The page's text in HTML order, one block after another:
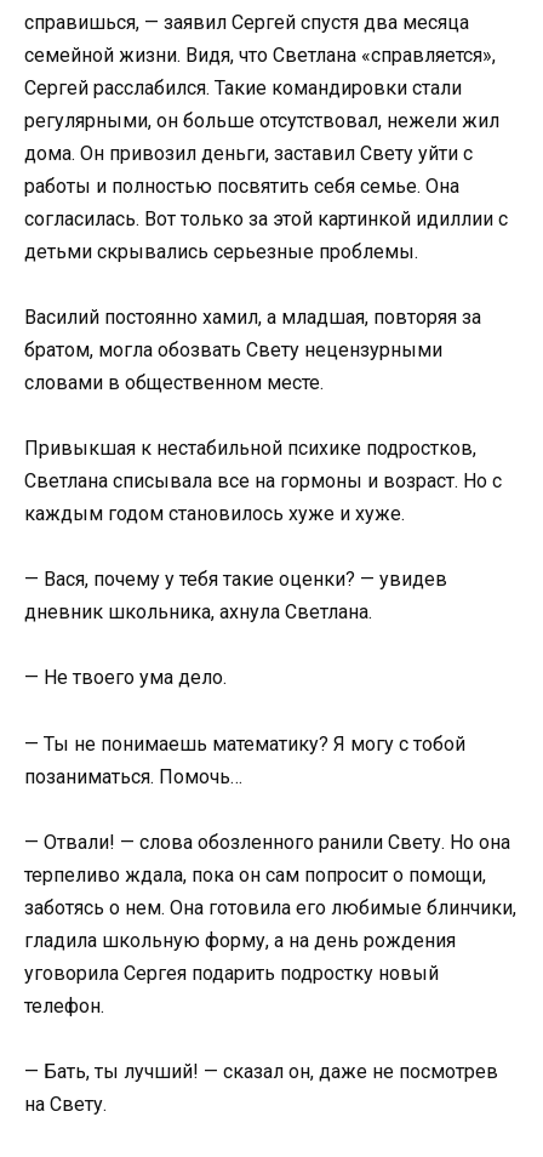
справишься, — заявил Сергей спустя два месяца
семейной жизни. Видя, что Светлана «справляется»,
Сергей расслабился. Такие командировки стали
регулярными, он больше отсутствовал, нежели жил
дома. Он привозил деньги, заставил Свету уйти с
работы и полностью посвятить себя семье. Она
согласилась. Вот только за этой картинкой идиллии с
детьми скрывались серьезные проблемы.
Василий постоянно хамил, а младшая, повторяя за
братом, могла обозвать Свету нецензурными
словами в общественном месте.
Привыкшая к нестабильной психике подростков,
Светлана списывала все на гормоны и возраст. Но с
каждым годом становилось хуже и хуже.
— Вася, почему у тебя такие оценки? — увидев
дневник школьника, ахнула Светлана.
— Не твоего ума дело.
— Ты не понимаешь математику? Я могу с тобой
позаниматься. Помочь…
— Отвали! — слова обозленного ранили Свету. Но она
терпеливо ждала, пока он сам попросит о помощи,
заботясь о нем. Она готовила его любимые блинчики,
гладила школьную форму, а на день рождения
уговорила Сергея подарить подростку новый
телефон.
— Бать, ты лучший! — сказал он, даже не посмотрев
на Свету.